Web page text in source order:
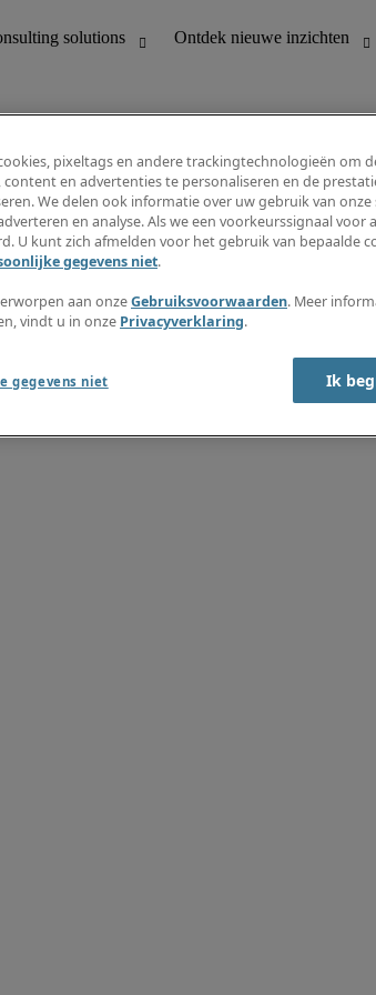
Ontdek nieuwe inzichten
Jobomschrijvingen
Salarisgids
Timesheets
Maak een jobalert aan
Informatiecentrum
pixeltags en andere trackingtechnologieën om
en advertenties te personaliseren en de
We delen ook informatie over uw gebruik van
en analyse. Als we een voorkeurssignaal voor
U kunt zich afmelden voor het gebruik van bepaalde
gegevens niet.
aan onzeGebruiksvoorwaarden. Meer
vindt u in onze Privacyverklaring.
gegevens niet Ik